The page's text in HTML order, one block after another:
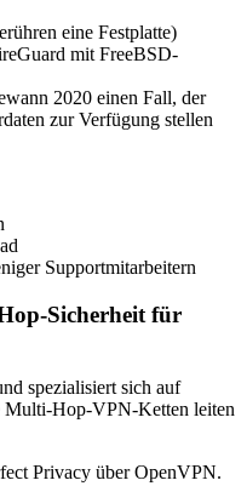
eine Festplatte)
mit FreeBSD-
2020 einen Fall, der
zur Verfügung stellen
Supportmitarbeitern
Sicherheit für
spezialisiert sich auf
Multi-Hop-VPN-Ketten leiten
Privacy über OpenVPN.